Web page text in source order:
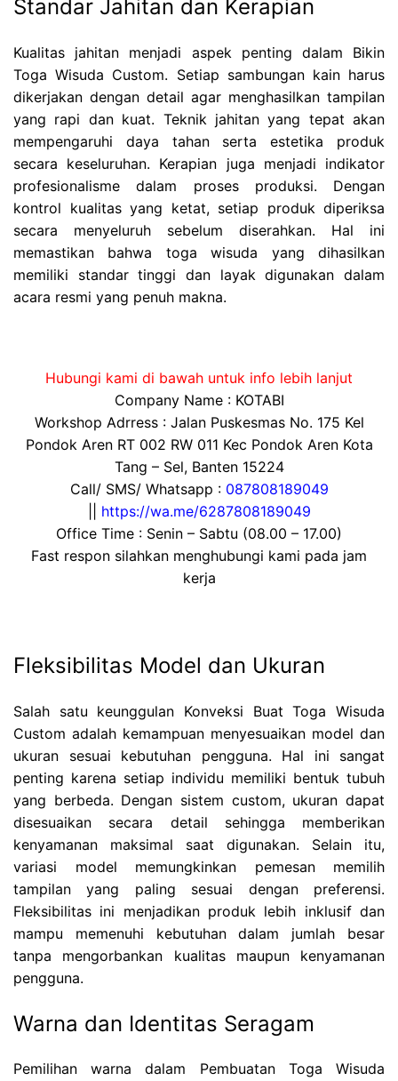
Standar Jahitan dan Kerapian
Kualitas jahitan menjadi aspek penting dalam Bikin
Toga Wisuda Custom. Setiap sambungan kain harus
dikerjakan dengan detail agar menghasilkan tampilan
yang rapi dan kuat. Teknik jahitan yang tepat akan
mempengaruhi daya tahan serta estetika produk
secara keseluruhan. Kerapian juga menjadi indikator
profesionalisme dalam proses produksi. Dengan
kontrol kualitas yang ketat, setiap produk diperiksa
secara menyeluruh sebelum diserahkan. Hal ini
memastikan bahwa toga wisuda yang dihasilkan
memiliki standar tinggi dan layak digunakan dalam
acara resmi yang penuh makna.
Hubungi kami di bawah untuk info lebih lanjut
Company Name : KOTABI
Workshop Adrress : Jalan Puskesmas No. 175 Kel
Pondok Aren RT 002 RW 011 Kec Pondok Aren Kota
Tang – Sel, Banten 15224
Call/ SMS/ Whatsapp : 087808189049
https://wa.me/6287808189049
Office Time : Senin – Sabtu (08.00 – 17.00)
Fast respon silahkan menghubungi kami pada jam
kerja
Fleksibilitas Model dan Ukuran
Salah satu keunggulan Konveksi Buat Toga Wisuda
Custom adalah kemampuan menyesuaikan model dan
ukuran sesuai kebutuhan pengguna. Hal ini sangat
penting karena setiap individu memiliki bentuk tubuh
yang berbeda. Dengan sistem custom, ukuran dapat
disesuaikan secara detail sehingga memberikan
kenyamanan maksimal saat digunakan. Selain itu,
variasi model memungkinkan pemesan memilih
tampilan yang paling sesuai dengan preferensi.
Fleksibilitas ini menjadikan produk lebih inklusif dan
mampu memenuhi kebutuhan dalam jumlah besar
tanpa mengorbankan kualitas maupun kenyamanan
pengguna.
Warna dan Identitas Seragam
Pemilihan warna dalam Pembuatan Toga Wisuda